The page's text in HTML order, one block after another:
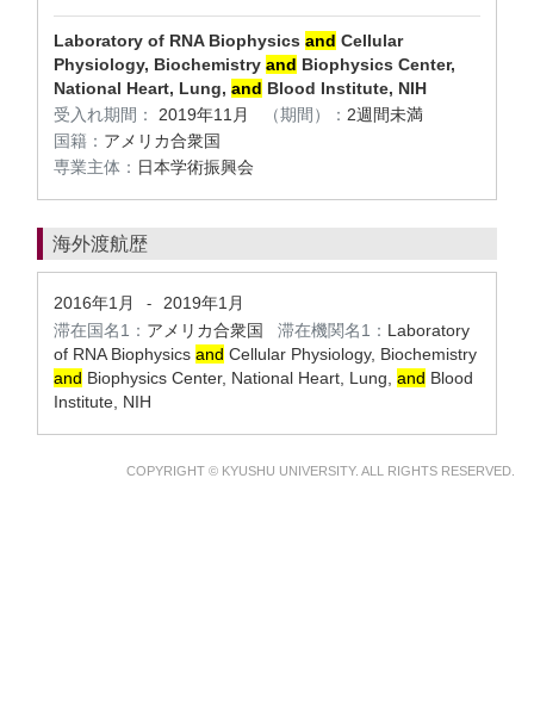
Laboratory of RNA Biophysics and Cellular
Physiology, Biochemistry and Biophysics Center,
National Heart, Lung, and Blood Institute, NIH
受入れ期間：
2019年11月 （期間）： 2週間未満
国籍： アメリカ合衆国
専業主体： 日本学術振興会
海外渡航歴
2016年1月 -
2019年1月
滞在国名1： アメリカ合衆国 滞在機関名1： Laboratory
of RNA Biophysics and Cellular Physiology, Biochemistry
and Biophysics Center, National Heart, Lung, and Blood
Institute, NIH
COPYRIGHT © KYUSHU UNIVERSITY. ALL RIGHTS RESERVED.